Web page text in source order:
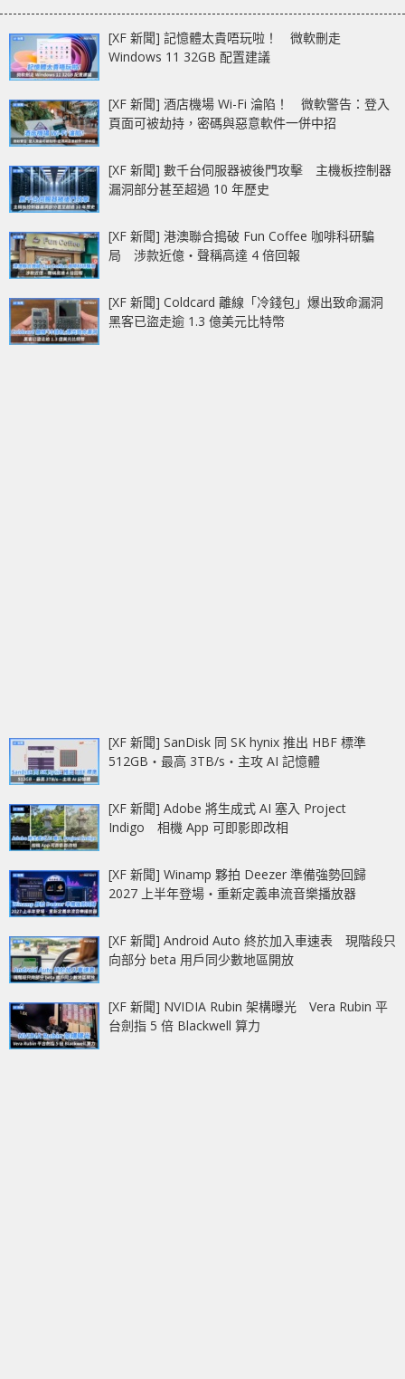
[XF 新聞] 記憶體太貴唔玩啦！ 微軟刪走
Windows 11 32GB 配置建議
[XF 新聞] 酒店機場 Wi-Fi 淪陷！ 微軟警告：登入
頁面可被劫持，密碼與惡意軟件一併中招
[XF 新聞] 數千台伺服器被後門攻擊 主機板控制器
漏洞部分甚至超過 10 年歷史
[XF 新聞] 港澳聯合搗破 Fun Coffee 咖啡科研騙
局 涉款近億‧聲稱高達 4 倍回報
[XF 新聞] Coldcard 離線「冷錢包」爆出致命漏洞
黑客已盜走逾 1.3 億美元比特幣
[XF 新聞] SanDisk 同 SK hynix 推出 HBF 標準
512GB‧最高 3TB/s‧主攻 AI 記憶體
[XF 新聞] Adobe 將生成式 AI 塞入 Project
Indigo 相機 App 可即影即改相
[XF 新聞] Winamp 夥拍 Deezer 準備強勢回歸
2027 上半年登場‧重新定義串流音樂播放器
[XF 新聞] Android Auto 終於加入車速表 現階段只
向部分 beta 用戶同少數地區開放
[XF 新聞] NVIDIA Rubin 架構曝光 Vera Rubin 平
台劍指 5 倍 Blackwell 算力